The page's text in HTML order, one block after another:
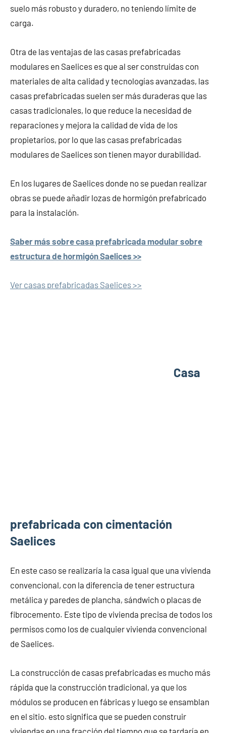
suelo más robusto y duradero, no teniendo límite de
carga.
Otra de las ventajas de las casas prefabricadas
modulares en Saelices es que al ser construidas con
materiales de alta calidad y tecnologías avanzadas, las
casas prefabricadas suelen ser más duraderas que las
casas tradicionales, lo que reduce la necesidad de
reparaciones y mejora la calidad de vida de los
propietarios, por lo que las casas prefabricadas
modulares de Saelices son tienen mayor durabilidad.
En los lugares de Saelices donde no se puedan realizar
obras se puede añadir lozas de hormigón prefabricado
para la instalación.
Saber más sobre casa prefabricada modular sobre
estructura de hormigón Saelices >>
Ver casas prefabricadas Saelices >>
Casa
prefabricada con cimentación
Saelices
En este caso se realizaría la casa igual que una vivienda
convencional, con la diferencia de tener estructura
metálica y paredes de plancha, sándwich o placas de
fibrocemento. Este tipo de vivienda precisa de todos los
permisos como los de cualquier vivienda convencional
de Saelices.
La construcción de casas prefabricadas es mucho más
rápida que la construcción tradicional, ya que los
módulos se producen en fábricas y luego se ensamblan
en el sitio. esto significa que se pueden construir